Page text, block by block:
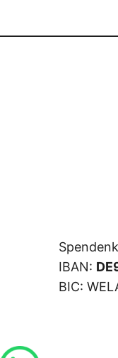
IBAN:
BIC: